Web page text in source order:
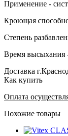
Применение -
Кроющая
Степень
Время высыхания
Доставка
Как купить
Оплата
Похожие товары